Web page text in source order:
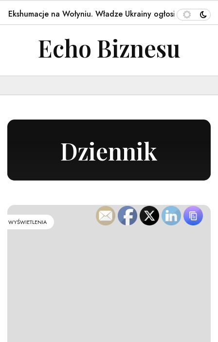
na Wołyniu. Władze Ukrainy ogłosiły ważną decyzję…
Echo Biznesu
Dziennik
WYŚWIETLENIA